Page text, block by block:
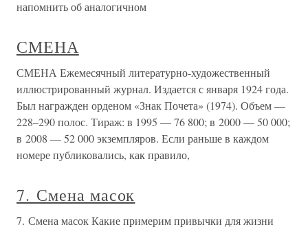
напомнить об аналогичном
СМЕНА
СМЕНА Ежемесячный литературно-художественный
иллюстрированный журнал. Издается с января 1924 года.
Был награжден орденом «Знак Почета» (1974). Объем —
228–290 полос. Тираж: в 1995 — 76 800; в 2000 — 50 000;
в 2008 — 52 000 экземпляров. Если раньше в каждом
номере публиковались, как правило,
7. Смена масок
7. Смена масок Какие примерим привычки для жизни